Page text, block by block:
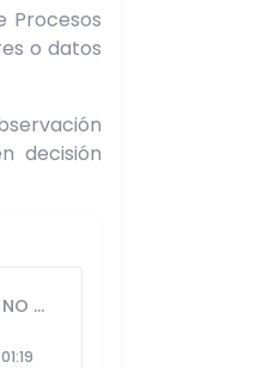
Procesos
o datos
decisión
¡EL VOTO DEL PUEBLO NO SE TOCA! JUNTOS POR EL PERÚ CONVOCA MOVILIZACIÓN NACIONAL EN DEFENSA DE LA DEMOCRACIA